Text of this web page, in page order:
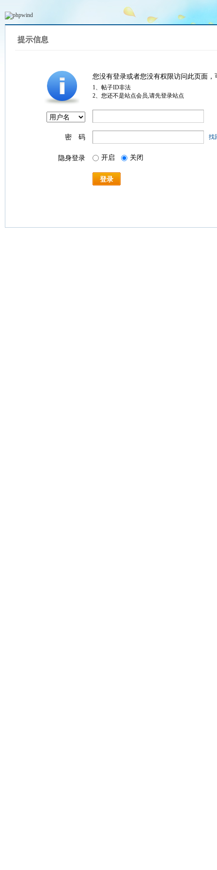
提示信息
您没有登录或者您没有权限访问此页面
1、帖子ID非法
2、您还不是站点会员,请先登录站点
密 码 找
隐身登录 开启 关闭
登录